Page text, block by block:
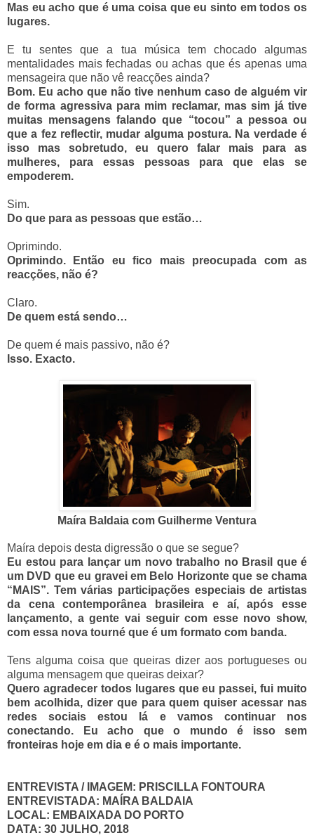
Mas eu acho que é uma coisa que eu sinto em todos os
lugares.
E tu sentes que a tua música tem chocado algumas
mentalidades mais fechadas ou achas que és apenas uma
mensageira que não vê reacções ainda?
Bom. Eu acho que não tive nenhum caso de alguém vir
de forma agressiva para mim reclamar, mas sim já tive
muitas mensagens falando que “tocou” a pessoa ou
que a fez reflectir, mudar alguma postura. Na verdade é
isso mas sobretudo, eu quero falar mais para as
mulheres, para essas pessoas para que elas se
empoderem.
Sim.
Do que para as pessoas que estão…
Oprimindo.
Oprimindo. Então eu fico mais preocupada com as
reacções, não é?
Claro.
De quem está sendo…
De quem é mais passivo, não é?
Isso. Exacto.
Maíra Baldaia com Guilherme Ventura
Maíra depois desta digressão o que se segue?
Eu estou para lançar um novo trabalho no Brasil que é
um DVD que eu gravei em Belo Horizonte que se chama
“MAIS”. Tem várias participações especiais de artistas
da cena contemporânea brasileira e aí, após esse
lançamento, a gente vai seguir com esse novo show,
com essa nova tourné que é um formato com banda.
Tens alguma coisa que queiras dizer aos portugueses ou
alguma mensagem que queiras deixar?
Quero agradecer todos lugares que eu passei, fui muito
bem acolhida, dizer que para quem quiser acessar nas
redes sociais estou lá e vamos continuar nos
conectando. Eu acho que o mundo é isso sem
fronteiras hoje em dia e é o mais importante.
ENTREVISTA / IMAGEM: PRISCILLA FONTOURA
ENTREVISTADA: MAÍRA BALDAIA
LOCAL: EMBAIXADA DO PORTO
DATA: 30 JULHO, 2018